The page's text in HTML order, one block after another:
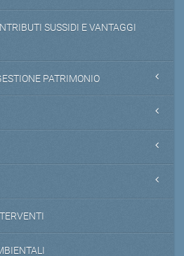
SUSSIDI E VANTAGGI
PATRIMONIO